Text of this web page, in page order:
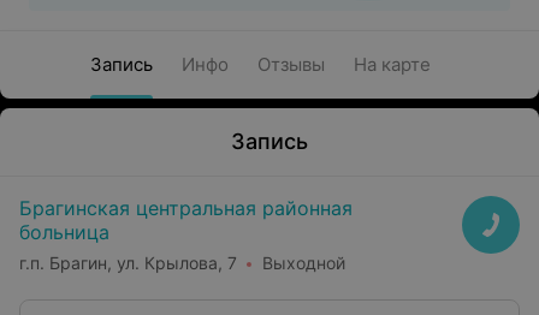
Запись Инфо Отзывы На карте
Запись
Брагинская центральная районная
больница
г.п. Брагин, ул. Крылова, 7 Выходной